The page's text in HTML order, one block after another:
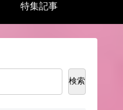
特集記事
検索